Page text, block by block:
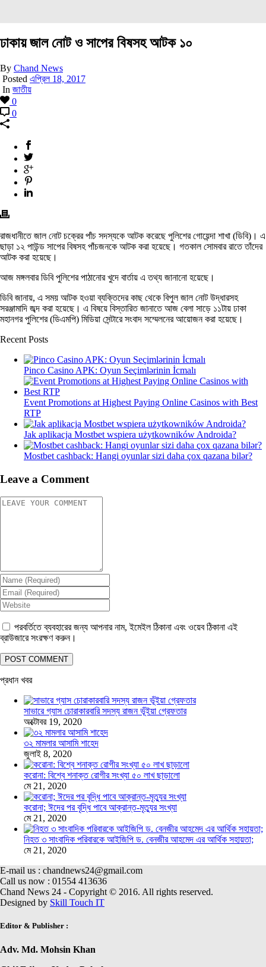
ঢাকায় জাল নোট ও সাপের বিষসহ আটক ১০
By Chand News
Posted এপ্রিল 18, 2017
In জাতীয়
0
0
রাজধানীতে জাল নোট চক্রের পাঁচ সদস্যকে আটক করেছে পুলিশের গোয়েন্দা শাখা (ডিবি)। এ
ছাড়া ১২ পাউন্ড সাপের বিষসহ পাঁচজনকে আটক করা হয়েছে। গতকাল সোমবার রাতে তাঁদের
আটক করা হয়েছে।
আজ মঙ্গলবার ডিবি পুলিশের পাঠানোর খুদে বার্তায় এ তথ্য জানানো হয়েছে।
ডিবি জানায়, এ সময় আটক হওয়া ব্যক্তিদের কাছ থেকে বিপুল জাল নোট উদ্ধারসহ
সরঞ্জামাদি জব্দ করা হয়েছে। এ বিষয়ে বিস্তারিত জানাতে আজ বেলা সাড়ে ১১টায় ঢাকা
মহানগর পুলিশের (ডিএমপি) মিডিয়া সেন্টারে সংবাদ সম্মেলনের আয়োজন করা হয়েছে।
Recent Posts
Pinco Casino APK: Oyun Seçimlərinin İcmalı
Event Promotions at Highest Paying Online Casinos with Best
RTP
Jak aplikacja Mostbet wspiera użytkowników Androida?
Mostbet cashback: Hangi oyunlar sizi daha çox qazana bilər?
Leave a Comment
পরবর্তিতে ব্যবহারের জন্য আপনার নাম, ইমেইল ঠিকানা এবং ওয়েব ঠিকানা এই
ব্রাউজারে সংরক্ষণ করুন।
প্রধান খবর
সাভারে গ্যাস চোরাকারবারি সদস্য রাজন ভূঁইয়া গ্রেফতার
অক্টোবর 19, 2020
৩২ মামলার আসামি শাহেদ
জুলাই 8, 2020
করোনা: বিশ্বে শনাক্ত রোগীর সংখ্যা ৫০ লাখ ছাড়ালো
মে 21, 2020
করোনা; ঈদের পর বৃদ্ধি পাবে আক্রান্ত-মৃত্যুর সংখ্যা
মে 21, 2020
নিহত ৩ সাংবাদিক পরিবারকে আইজিপি ড. বেনজীর আহমেদ এর আর্থিক সহায়তা;
মে 21, 2020
E-mail us : chandnews24@gmail.com
Call us now : 01554 413636
Chand News 24 - Copyright © 2016. All rights reserved.
Designed by Skill Touch IT
Editor & Publisher :
Adv. Md. Mohsin Khan